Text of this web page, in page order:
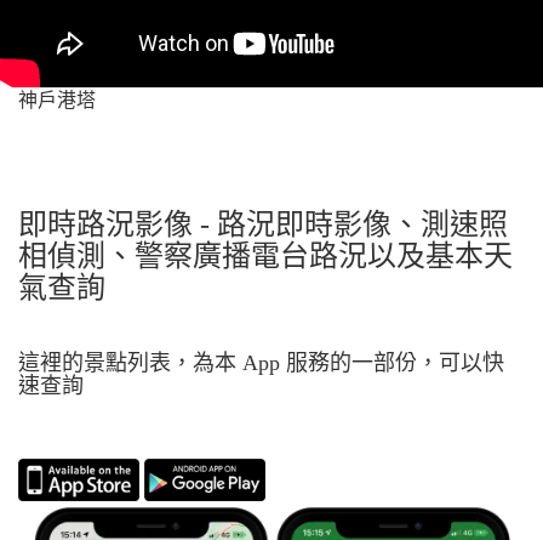
神戶港塔
即時路況影像 - 路況即時影像、測速照
相偵測、警察廣播電台路況以及基本天
氣查詢
這裡的景點列表，為本 App 服務的一部份，可以快
速查詢